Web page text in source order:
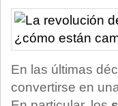
En las últimas
convertirse en